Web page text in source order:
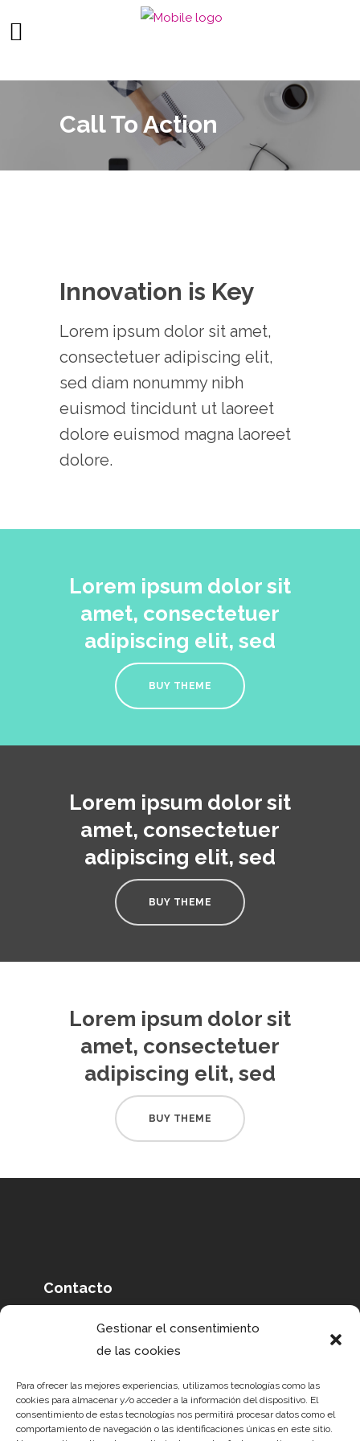
Gestionar el consentimiento
de las cookies
Para ofrecer las mejores experiencias, utilizamos tecnologías como las
cookies para almacenar y/o acceder a la información del dispositivo. El
consentimiento de estas tecnologías nos permitirá procesar datos como el
comportamiento de navegación o las identificaciones únicas en este sitio.
Call To Action
Innovation is Key
Lorem ipsum dolor sit amet,
consectetuer adipiscing elit,
sed diam nonummy nibh
euismod tincidunt ut laoreet
dolore euismod magna laoreet
dolore.
Lorem ipsum dolor sit
amet, consectetuer
adipiscing elit, sed
BUY THEME
Lorem ipsum dolor sit
amet, consectetuer
adipiscing elit, sed
BUY THEME
Lorem ipsum dolor sit
amet, consectetuer
adipiscing elit, sed
BUY THEME
Contacto